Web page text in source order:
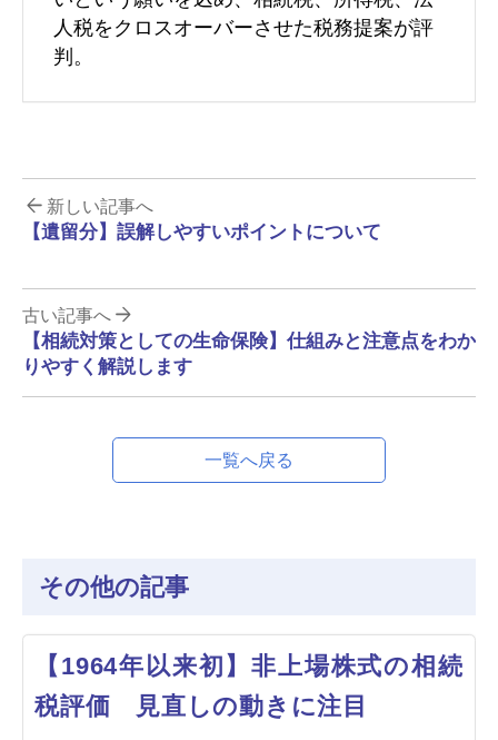
人税をクロスオーバーさせた税務提案が評
判。
新しい記事へ
【遺留分】誤解しやすいポイントについて
古い記事へ
【相続対策としての生命保険】仕組みと注意点をわか
りやすく解説します
一覧へ戻る
その他の記事
【1964年以来初】非上場株式の相続
税評価 見直しの動きに注目